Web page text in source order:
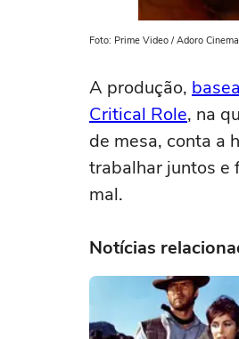
Foto: Prime Video / Adoro Cinema
A produção,
Critical Role, na
de mesa, conta a
trabalhar juntos e
mal.
Notícias